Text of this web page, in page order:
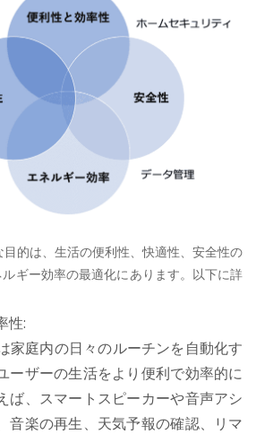
的は、生活の便利性、快適性、安全性の
ギー効率の最適化にあります。以下に詳
性:
家庭内の日々のルーチンを自動化す
ーザーの生活をより便利で効率的に
ば、スマートスピーカーや音声アシ
音楽の再生、天気予報の確認、リマ